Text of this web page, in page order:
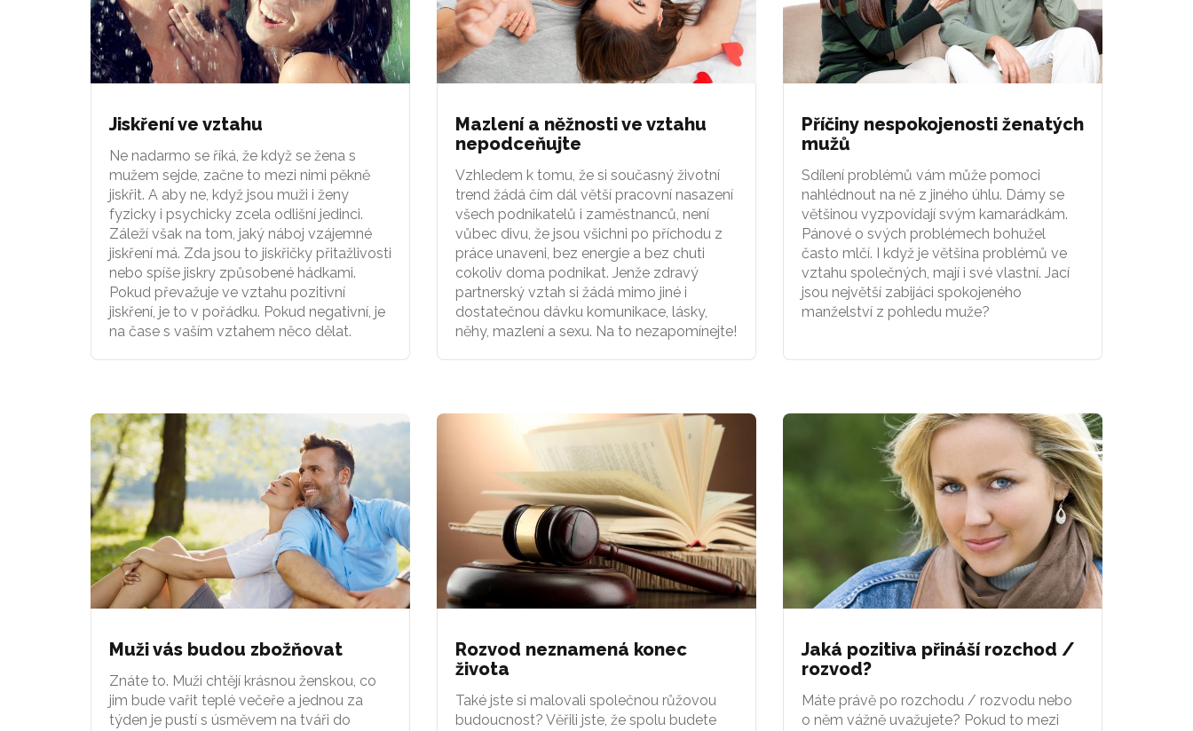
Jiskření ve vztahu
Ne nadarmo se říká, že když se žena s
mužem sejde, začne to mezi nimi pěkně
jiskřit. A aby ne, když jsou muži i ženy
fyzicky i psychicky zcela odlišní jedinci.
Záleží však na tom, jaký náboj vzájemné
jiskření má. Zda jsou to jiskřičky přitažlivosti
nebo spíše jiskry způsobené hádkami.
Pokud převažuje ve vztahu pozitivní
jiskření, je to v pořádku. Pokud negativní, je
na čase s vaším vztahem něco dělat.
Mazlení a něžnosti ve vztahu
nepodceňujte
Vzhledem k tomu, že si současný životní
trend žádá čím dál větší pracovní nasazení
všech podnikatelů i zaměstnanců, není
vůbec divu, že jsou všichni po příchodu z
práce unaveni, bez energie a bez chuti
cokoliv doma podnikat. Jenže zdravý
partnerský vztah si žádá mimo jiné i
dostatečnou dávku komunikace, lásky,
něhy, mazlení a sexu. Na to nezapomínejte!
Příčiny nespokojenosti ženatých
mužů
Sdílení problémů vám může pomoci
nahlédnout na ně z jiného úhlu. Dámy se
většinou vyzpovídají svým kamarádkám.
Pánové o svých problémech bohužel
často mlčí. I když je většina problémů ve
vztahu společných, mají i své vlastní. Jací
jsou největší zabijáci spokojeného
manželství z pohledu muže?
Muži vás budou zbožňovat
Znáte to. Muži chtějí krásnou ženskou, co
jim bude vařit teplé večeře a jednou za
týden je pustí s úsměvem na tváři do
Rozvod neznamená konec
života
Také jste si malovali společnou růžovou
budoucnost? Věřili jste, že spolu budete
Jaká pozitiva přináší rozchod /
rozvod?
Máte právě po rozchodu / rozvodu nebo
o něm vážně uvažujete? Pokud to mezi